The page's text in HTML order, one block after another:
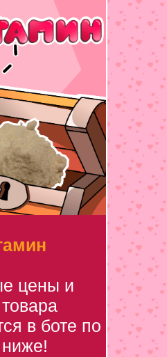
цены и
в боте по
ниже!